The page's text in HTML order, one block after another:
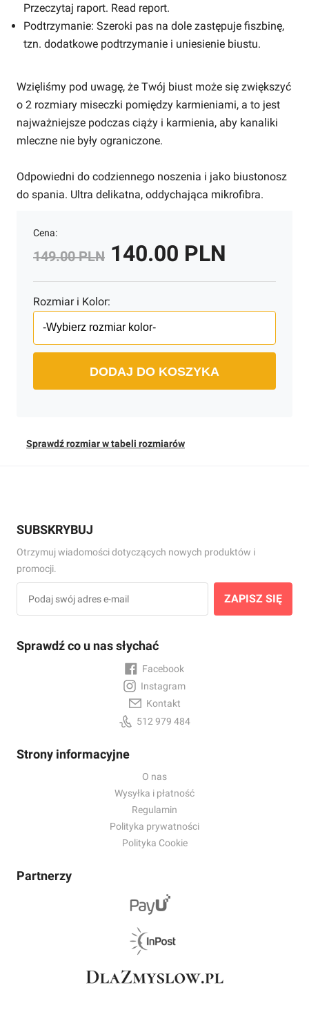
Przeczytaj raport. Read report.
Podtrzymanie: Szeroki pas na dole zastępuje fiszbinę,
tzn. dodatkowe podtrzymanie i uniesienie biustu.
Wzięliśmy pod uwagę, że Twój biust może się zwiększyć
o 2 rozmiary miseczki pomiędzy karmieniami, a to jest
najważniejsze podczas ciąży i karmienia, aby kanaliki
mleczne nie były ograniczone.
Odpowiedni do codziennego noszenia i jako biustonosz
do spania. Ultra delikatna, oddychająca mikrofibra.
Cena:
149.00 PLN 140.00 PLN
Rozmiar i Kolor:
DODAJ DO KOSZYKA
Sprawdź rozmiar w tabeli rozmiarów
Sprawdź co u nas słychać
Facebook
Instagram
Kontakt
512 979 484
Strony informacyjne
O nas
Wysyłka i płatność
Regulamin
Polityka prywatności
Polityka Cookie
Partnerzy
SUBSKRYBUJ
Otrzymuj wiadomości dotyczących nowych produktów i
promocji.
ZAPISZ SIĘ